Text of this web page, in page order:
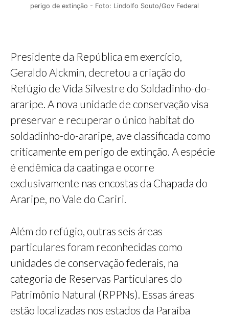
perigo de extinção - Foto: Lindolfo Souto/Gov Federal
Presidente da República em exercício,
Geraldo Alckmin, decretou a criação do
Refúgio de Vida Silvestre do Soldadinho-do-
araripe. A nova unidade de conservação visa
preservar e recuperar o único habitat do
soldadinho-do-araripe, ave classificada como
criticamente em perigo de extinção. A espécie
é endêmica da caatinga e ocorre
exclusivamente nas encostas da Chapada do
Araripe, no Vale do Cariri.
Além do refúgio, outras seis áreas
particulares foram reconhecidas como
unidades de conservação federais, na
categoria de Reservas Particulares do
Patrimônio Natural (RPPNs). Essas áreas
estão localizadas nos estados da Paraíba